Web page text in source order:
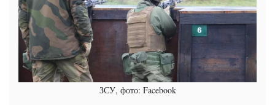
ЗСУ, фото: Facebook